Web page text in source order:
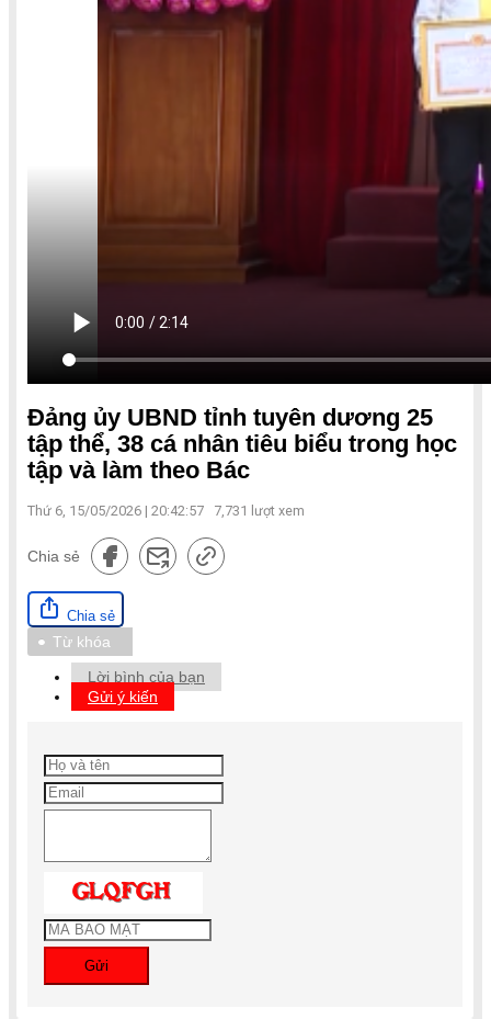
Đảng ủy UBND tỉnh tuyên dương 25
tập thể, 38 cá nhân tiêu biểu trong học
tập và làm theo Bác
Thứ 6, 15/05/2026 | 20:42:57 7,731 lượt xem
Chia sẻ
Chia sẻ
Từ khóa
Lời bình của bạn
Gửi ý kiến
Gửi